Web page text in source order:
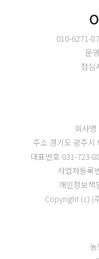
010-6271-
운
점심
회사명
주소 경기도 광주시
대표번호 031-723-
사업자등록
개인정보책
Copyright (c) (